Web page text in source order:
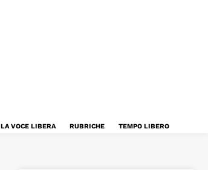
LA VOCE LIBERA RUBRICHE TEMPO LIBERO